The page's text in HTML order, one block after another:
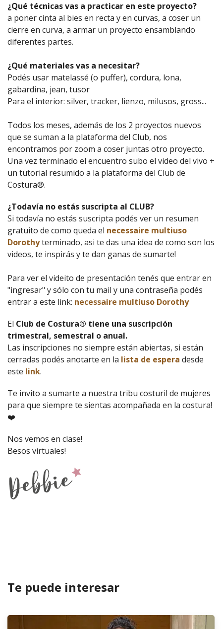
¿Qué técnicas vas a practicar en este proyecto?
a poner cinta al bies en recta y en curvas, a coser un
cierre en curva, a armar un proyecto ensamblando
diferentes partes.
¿Qué materiales vas a necesitar?
Podés usar matelassé (o puffer), cordura, lona,
gabardina, jean, tusor
Para el interior: silver, tracker, lienzo, milusos, gross...
Todos los meses, además de los 2 proyectos nuevos
que se suman a la plataforma del Club, nos
encontramos por zoom a coser juntas otro proyecto.
Una vez terminado el encuentro subo el video del vivo +
un tutorial resumido a la plataforma del Club de
Costura®.
¿Todavía no estás suscripta al CLUB?
Si todavía no estás suscripta podés ver un resumen
gratuito de como queda el necessaire multiuso
Dorothyterminado, asi te das una idea de como son los
videos, te inspirás y te dan ganas de sumarte!
Para ver el videito de presentación tenés que entrar en
"ingresar" y sólo con tu mail y una contraseña podés
entrar a este link: necessaire multiuso Dorothy
El Club de Costura® tiene una suscripción
trimestral, semestral o anual.
Las inscripciones no siempre están abiertas, si están
cerradas podés anotarte en la lista de espera desde
este link.
Te invito a sumarte a nuestra tribu costuril de mujeres
para que siempre te sientas acompañada en la costura!
❤️
Nos vemos en clase!
Besos virtuales!
Te puede interesar